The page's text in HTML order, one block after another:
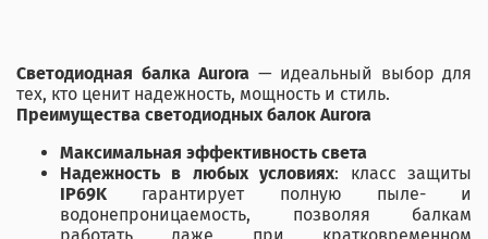
Светодиодная балка Aurora — идеальный выбор для
тех, кто ценит надежность, мощность и стиль.
Преимущества светодиодных балок Aurora
Максимальная эффективность света
Надежность в любых условиях: класс защиты
IP69K гарантирует полную пыле- и
водонепроницаемость, позволяя балкам